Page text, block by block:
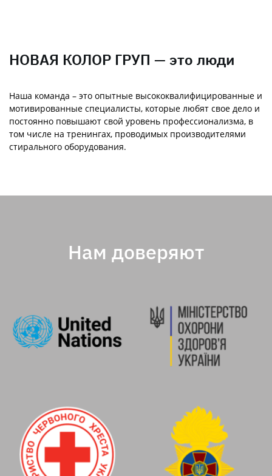
НОВАЯ КОЛОР ГРУП — это люди
Наша команда – это опытные высококвалифицированные и
мотивированные специалисты, которые любят свое дело и
постоянно повышают свой уровень профессионализма, в
том числе на тренингах, проводимых производителями
стирального оборудования.
Нам доверяют